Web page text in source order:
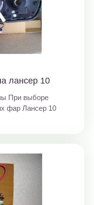
лансер 10
При выборе
фар Лансер 10